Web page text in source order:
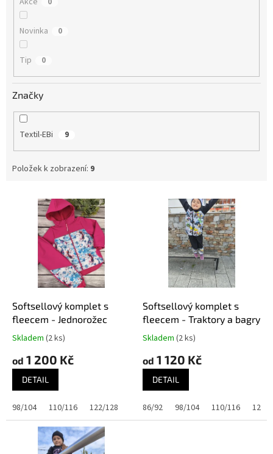
Novinka 0
Tip 0
Značky
Textil-EBi 9
Položek k zobrazení: 9
Softsellový komplet s
fleecem - Jednorožec
Skladem (2 ks)
od 1 200 Kč
DETAIL
98/104 110/116 122/128 134/140 145/152
Softsellový komplet s
fleecem - Traktory a bagry
Skladem (2 ks)
od 1 120 Kč
DETAIL
86/92 98/104 110/116 122/